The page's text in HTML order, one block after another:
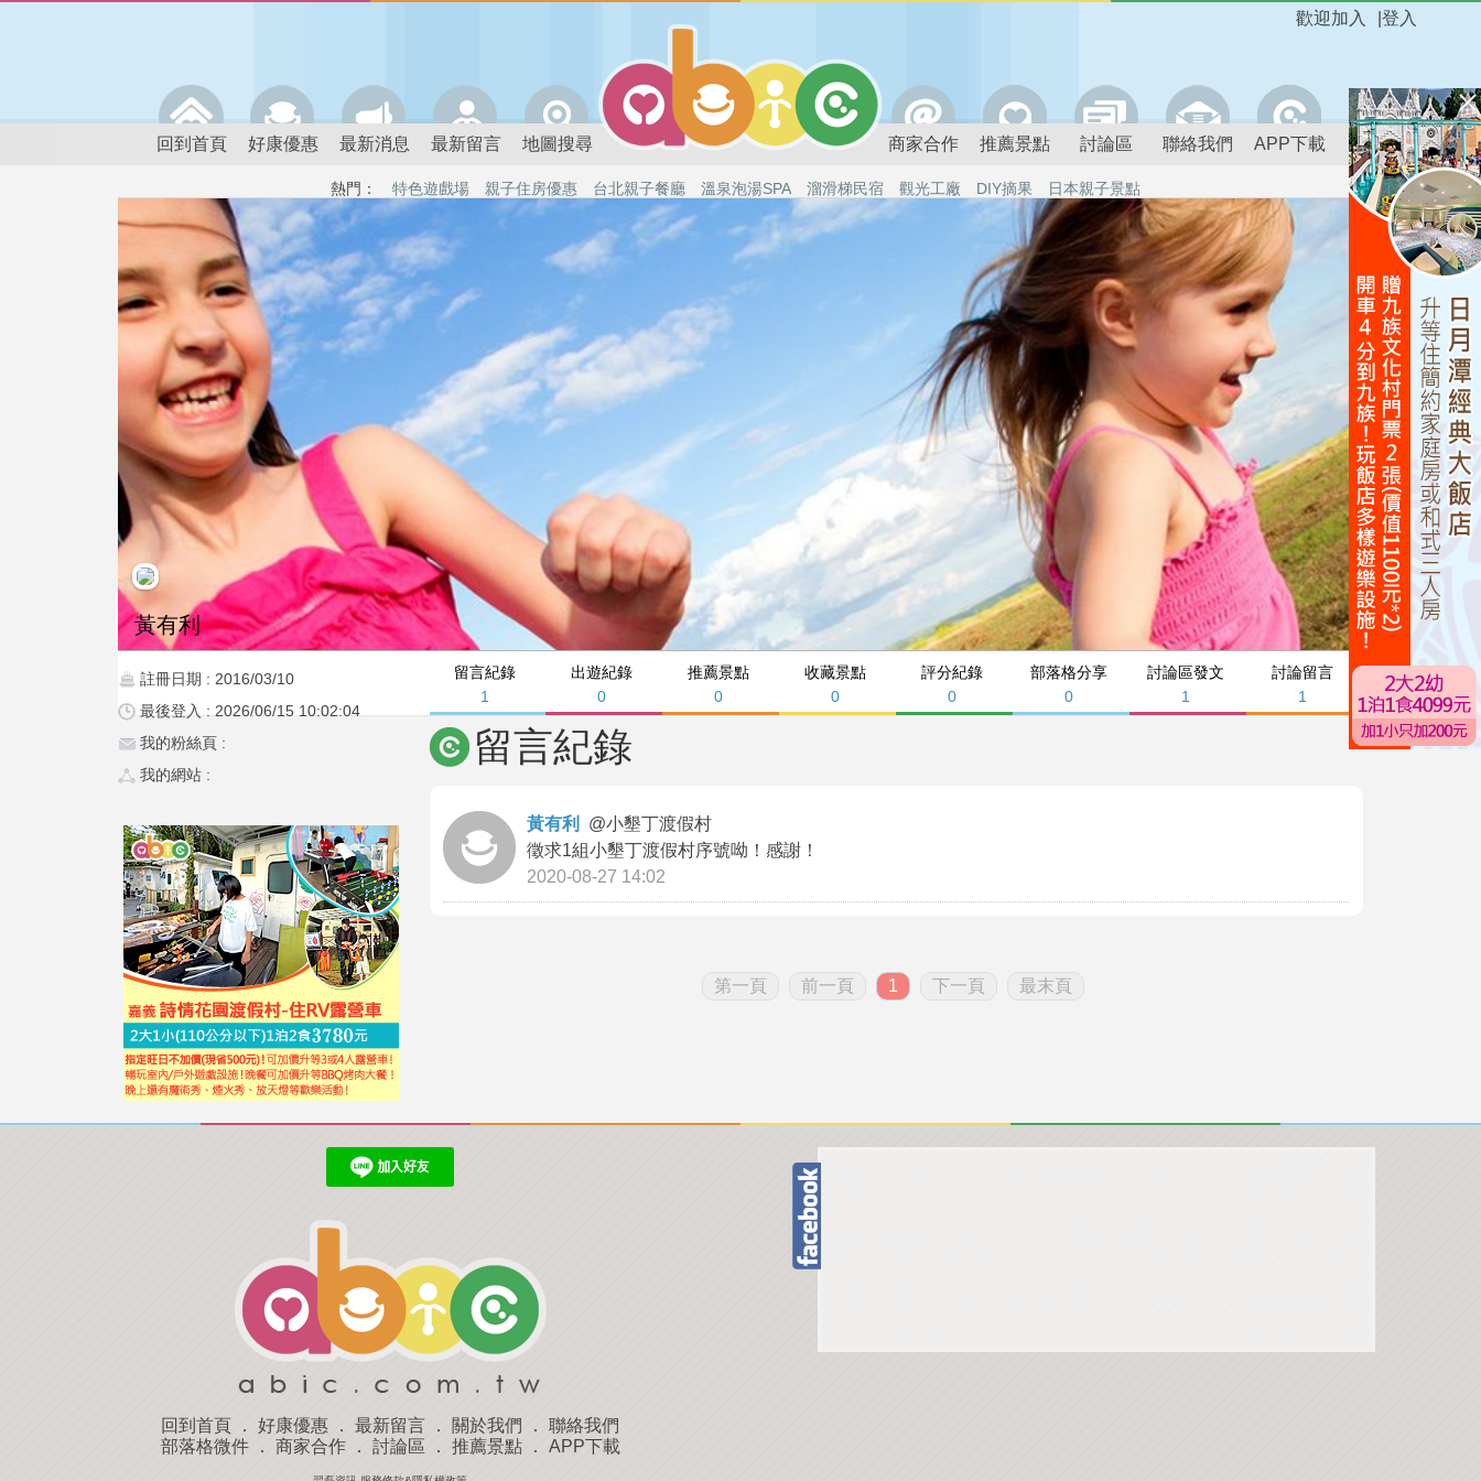
登入
歡迎加入
回到首頁 好康優惠 最新消息 最新留言 地圖搜尋 商家合作 推薦景點 討論區 聯絡我們 APP下載
熱門： 特色遊戲場 親子住房優惠 台北親子餐廳 溫泉泡湯SPA 溜滑梯民宿 觀光工廠 DIY摘果 日本親子景點
留言紀錄
1
出遊紀錄
0
推薦景點
0
收藏景點
0
評分紀錄
0
部落格分享
0
討論區發文
1
討論留言
1
黃有利
註冊日期 : 2016/03/10
最後登入 : 2026/06/15 10:02:04
我的粉絲頁 :
我的網站 :
留言紀錄
黃有利 @小墾丁渡假村
徵求1組小墾丁渡假村序號呦！感謝！
2020-08-27 14:02
第一頁 前一頁 1 下一頁 最末頁
回到首頁 ． 好康優惠 ． 最新留言 ． 關於我們 ． 聯絡我們
部落格微件． 商家合作． 討論區 ． 推薦景點． APP下載